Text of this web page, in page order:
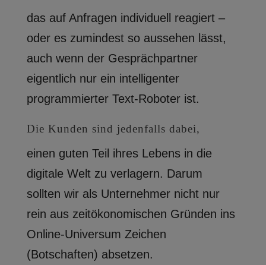
das auf Anfragen individuell reagiert –
oder es zumindest so aussehen lässt,
auch wenn der Gesprächpartner
eigentlich nur ein intelligenter
programmierter Text-Roboter ist.
Die Kunden sind jedenfalls dabei,
einen guten Teil ihres Lebens in die
digitale Welt zu verlagern. Darum
sollten wir als Unternehmer nicht nur
rein aus zeitökonomischen Gründen ins
Online-Universum Zeichen
(Botschaften) absetzen.